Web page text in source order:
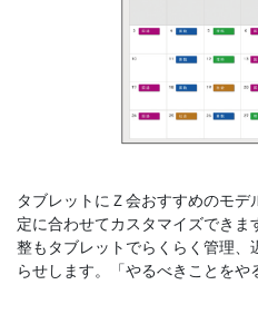
Ｚ
会
の
タブレットにＺ会おすすめのモ
定に合わせてカスタマイズできま
整もタブレットでらくらく管理、
らせします。「やるべきことをや